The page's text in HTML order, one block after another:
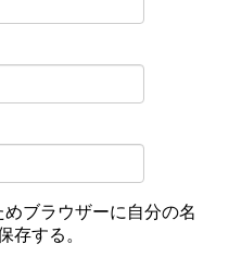
ブラウザーに自分の名
存する。